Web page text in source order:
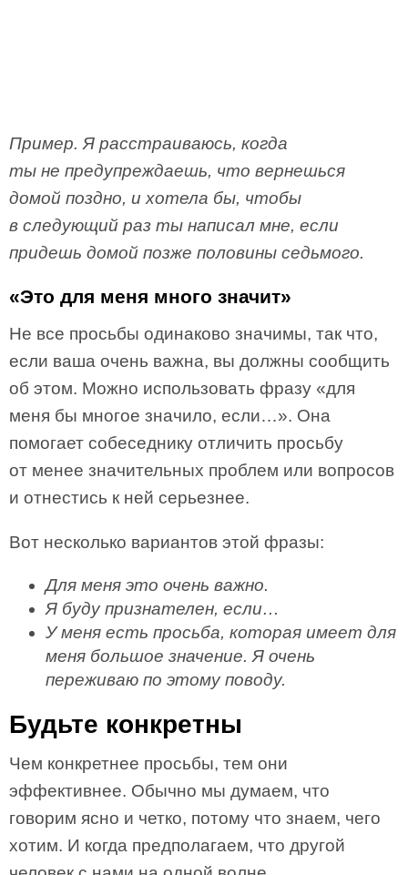
Пример. Я расстраиваюсь, когда
ты не предупреждаешь, что вернешься
домой поздно, и хотела бы, чтобы
в следующий раз ты написал мне, если
придешь домой позже половины седьмого.
«Это для меня много значит»
Не все просьбы одинаково значимы, так что,
если ваша очень важна, вы должны сообщить
об этом. Можно использовать фразу «для
меня бы многое значило, если…». Она
помогает собеседнику отличить просьбу
от менее значительных проблем или вопросов
и отнестись к ней серьезнее.
Вот несколько вариантов этой фразы:
Для меня это очень важно.
Я буду признателен, если…
У меня есть просьба, которая имеет для
меня большое значение. Я очень
переживаю по этому поводу.
Будьте конкретны
Чем конкретнее просьбы, тем они
эффективнее. Обычно мы думаем, что
говорим ясно и четко, потому что знаем, чего
хотим. И когда предполагаем, что другой